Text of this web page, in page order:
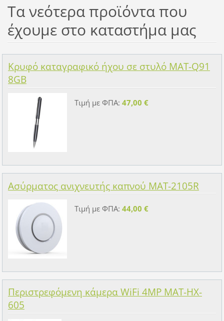
Τα νεότερα προϊόντα που
έχουμε στο καταστήμα μας
Κρυφό καταγραφικό ήχου σε στυλό MAT-Q91
8GB
Τιμή με ΦΠΑ: 47,00 €
Ασύρματος ανιχνευτής καπνού MAT-2105R
Τιμή με ΦΠΑ: 44,00 €
Περιστρεφόμενη κάμερα WiFi 4MP MAT-HX-
605